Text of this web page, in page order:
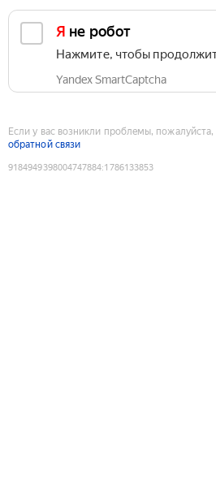
Я не робот
Нажмите, чтобы
Yandex SmartCaptcha
Если у вас возникли проблемы, пожалуйста,
обратной связи
9184949398004747884:1786133853